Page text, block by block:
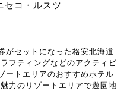
セコ・ルスツ
がセットになった格安北海道
フティングなどのアクティビ
ートエリアのおすすめホテル
力のリゾートエリアで遊園地